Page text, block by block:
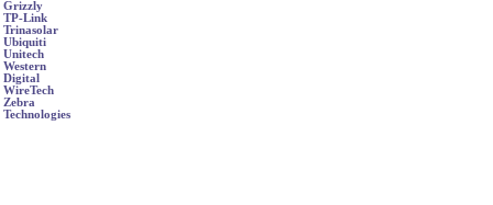
Grizzly
TP-Link
Trinasolar
Ubiquiti
Unitech
Western
Digital
WireTech
Zebra
Technologies